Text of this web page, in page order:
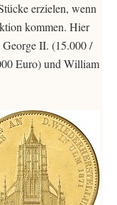
erzielen, wenn
kommen. Hier
II. (15.000 /
Euro) und William